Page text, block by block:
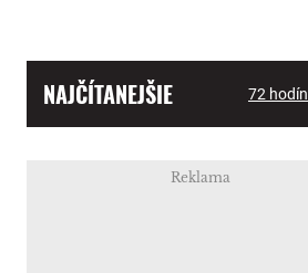
NAJČÍTANEJŠIE 72 hodín
Reklama